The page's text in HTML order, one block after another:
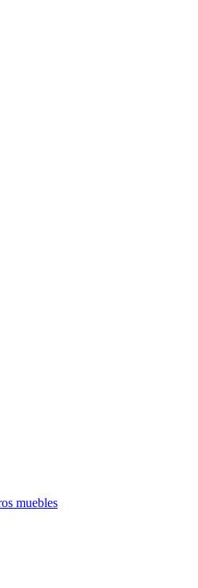
muebles